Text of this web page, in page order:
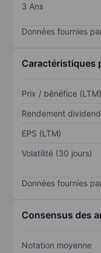
3 Ans
Données fournies
Caractéristiques
Prix / bénéfice (LTM)
Rendement
EPS (LTM)
Volatilité (30 jours)
Données fournies
Consensus des
Notation moyenne